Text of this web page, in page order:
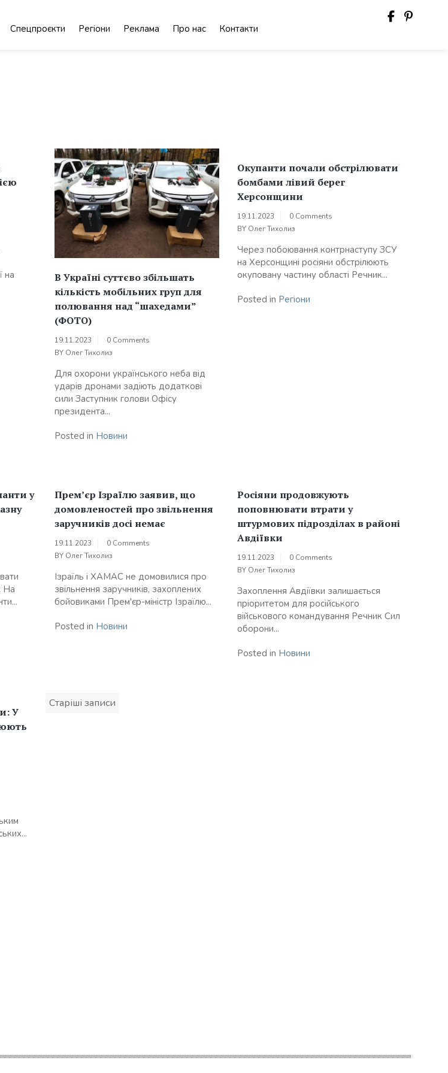
Спецпроєкти Регіони Реклама Про нас Контакти
на
В Україні суттєво збільшать
кількість мобільних груп для
полювання над “шахедами”
(ФОТО)
19.11.2023
0 Comments
BY Олег Тихолиз
Для охорони українського неба від
ударів дронами задіють додаткові
сили Заступник голови Офісу
президента...
Posted in Новини
Окупанти почали обстрілювати
бомбами лівий берег
Херсонщини
19.11.2023
0 Comments
BY Олег Тихолиз
Через побоювання контрнаступу ЗСУ
на Херсонщині росіяни обстрілюють
окуповану частину області Речник...
Posted in Регіони
у
На
Прем’єр Ізраїлю заявив, що
домовленостей про звільнення
заручників досі немає
19.11.2023
0 Comments
BY Олег Тихолиз
Ізраїль і ХАМАС не домовилися про
звільнення заручників, захоплених
бойовиками Прем'єр-міністр Ізраїлю...
Posted in Новини
Росіяни продовжують
поповнювати втрати у
штурмових підрозділах в районі
Авдіївки
19.11.2023
0 Comments
BY Олег Тихолиз
Захоплення Авдіївки залишається
пріоритетом для російського
військового командування Речник Сил
оборони...
Posted in Новини
У
Навігація
Старіші записи